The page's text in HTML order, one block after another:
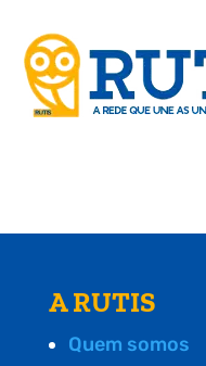
A RUTIS
Quem somos